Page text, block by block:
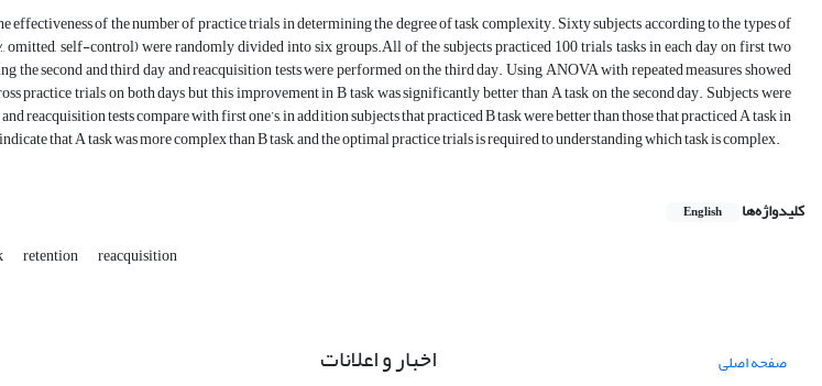
effectiveness of the number of practice trials in determining the degree of task complexity. Sixty subjects according to the types of
omitted, self-control) were randomly divided into six groups.All of the subjects practiced 100 trials tasks in each day on first two
the second and third day and reacquisition tests were performed on the third day. Using ANOVA with repeated measures showed
practice trials on both days but this improvement in B task was significantly better than A task on the second day. Subjects were
reacquisition tests compare with first one’s, in addition subjects that practiced B task were better than those that practiced A task in
that A task was more complex than B task, and the optimal practice trials is required to understanding which task is complex.
کلیدواژه‌ها English
retention reacquisition
صفحه اصلی
اخبار و اعلانات